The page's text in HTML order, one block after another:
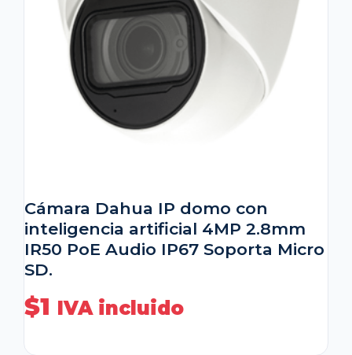
Cámara Dahua IP domo con
inteligencia artificial 4MP 2.8mm
IR50 PoE Audio IP67 Soporta Micro
SD.
$1 IVA incluido